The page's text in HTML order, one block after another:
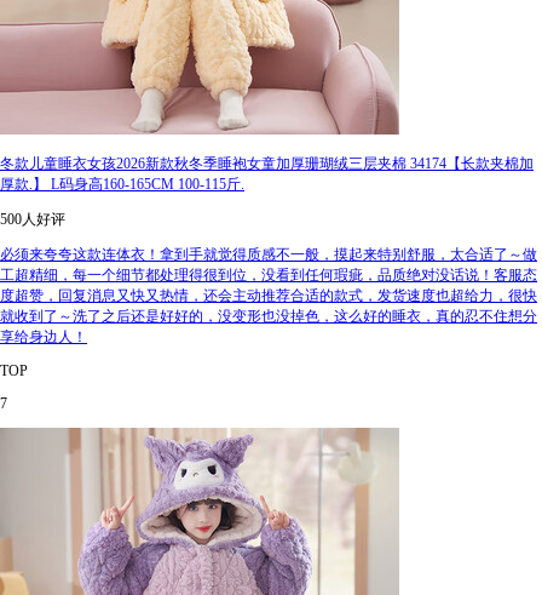
冬款儿童睡衣女孩2026新款秋冬季睡袍女童加厚珊瑚绒三层夹棉 34174【长款夹棉加
厚款.】 L码身高160-165CM 100-115斤.
500人好评
必须来夸夸这款连体衣！拿到手就觉得质感不一般，摸起来特别舒服，太合适了～做
工超精细，每一个细节都处理得很到位，没看到任何瑕疵，品质绝对没话说！客服态
度超赞，回复消息又快又热情，还会主动推荐合适的款式，发货速度也超给力，很快
就收到了～洗了之后还是好好的，没变形也没掉色，这么好的睡衣，真的忍不住想分
享给身边人！
TOP
7